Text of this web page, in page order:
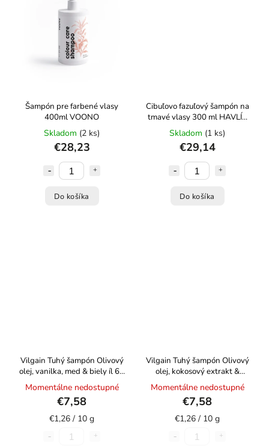
Šampón pre farbené vlasy
400ml VOONO
Skladom (2 ks)
€28,23
Do košíka
Cibuľovo fazuľový šampón na
tmavé vlasy 300 ml HAVLÍK
APOTÉKA
Skladom (1 ks)
€29,14
Do košíka
Vilgain Tuhý šampón Olivový
olej, vanilka, med & biely íl 60
Momentálne nedostupné
€7,58
€1,26 / 10 g
Vilgain Tuhý šampón Olivový
olej, kokosový extrakt &
rastlinný proteín 60 g
Momentálne nedostupné
€7,58
€1,26 / 10 g